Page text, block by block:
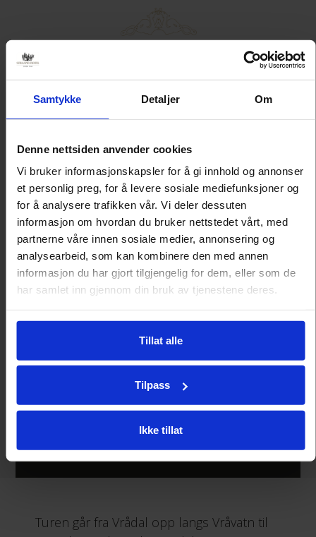
Samtykke Detaljer Om
Denne nettsiden anvender cookies
Vi bruker informasjonskapsler for å gi innhold og annonser
et personlig preg, for å levere sosiale mediefunksjoner og
for å analysere trafikken vår. Vi deler dessuten
informasjon om hvordan du bruker nettstedet vårt, med
partnerne våre innen sosiale medier, annonsering og
analysearbeid, som kan kombinere den med annen
informasjon du har gjort tilgjengelig for dem, eller som de
har samlet inn gjennom din bruk av tjenestene deres.
Tillat alle
Tilpass
Ikke tillat
Turforslag: Tretoppvegen og
Z-Museum
En flott tur langs lokale veier med flotte
Turen går fra Vrådal opp langs Vråvatn til